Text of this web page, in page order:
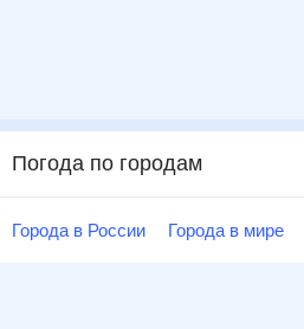
Погода по городам
Города в России Города в мире